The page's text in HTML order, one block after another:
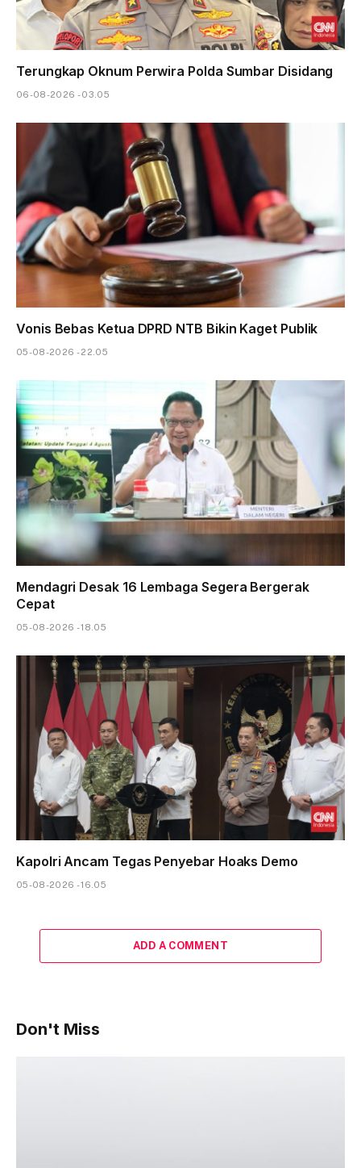
Terungkap Oknum Perwira Polda Sumbar Disidang
06-08-2026 - 03.05
Vonis Bebas Ketua DPRD NTB Bikin Kaget Publik
05-08-2026 - 22.05
Mendagri Desak 16 Lembaga Segera Bergerak
Cepat
05-08-2026 - 18.05
Kapolri Ancam Tegas Penyebar Hoaks Demo
05-08-2026 - 16.05
ADD A COMMENT
Don't Miss